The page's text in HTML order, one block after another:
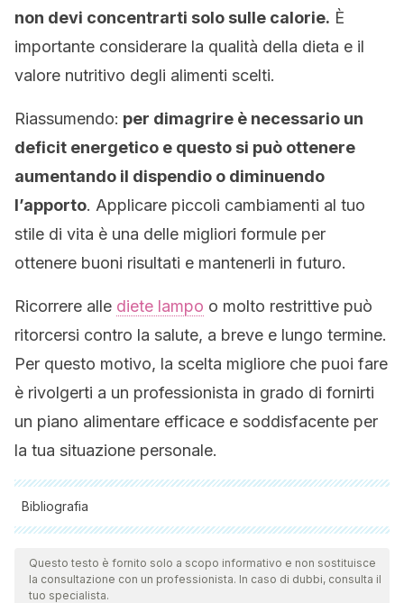
non devi concentrarti solo sulle calorie. È
importante considerare la qualità della dieta e il
valore nutritivo degli alimenti scelti.
Riassumendo: per dimagrire è necessario un
deficit energetico e questo si può ottenere
aumentando il dispendio o diminuendo
l’apporto. Applicare piccoli cambiamenti al tuo
stile di vita è una delle migliori formule per
ottenere buoni risultati e mantenerli in futuro.
Ricorrere alle diete lampo o molto restrittive può
ritorcersi contro la salute, a breve e lungo termine.
Per questo motivo, la scelta migliore che puoi fare
è rivolgerti a un professionista in grado di fornirti
un piano alimentare efficace e soddisfacente per
la tua situazione personale.
Bibliografia
Tutte le fonti citate sono state esaminate a fondo dal nostro
team per garantirne la qualità, l'affidabilità, l'attualità e la
validità. La bibliografia di questo articolo è stata considerata
Questo testo è fornito solo a scopo informativo e non sostituisce
la consultazione con un professionista. In caso di dubbi, consulta il
tuo specialista.